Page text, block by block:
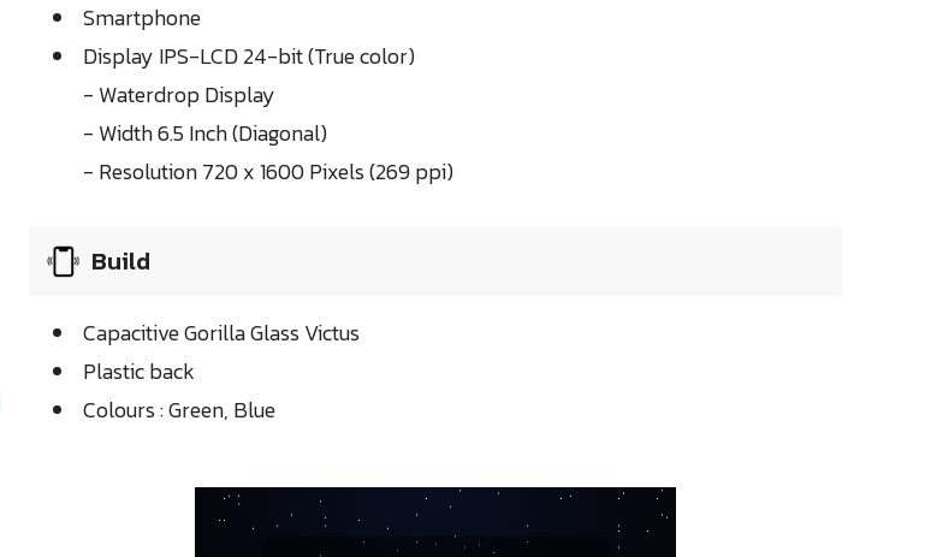
Smartphone
Display IPS-LCD 24-bit (True color)
- Waterdrop Display
- Width 6.5 Inch (Diagonal)
- Resolution 720 x 1600 Pixels (269 ppi)
Build
Capacitive Gorilla Glass Victus
Plastic back
Colours : Green, Blue